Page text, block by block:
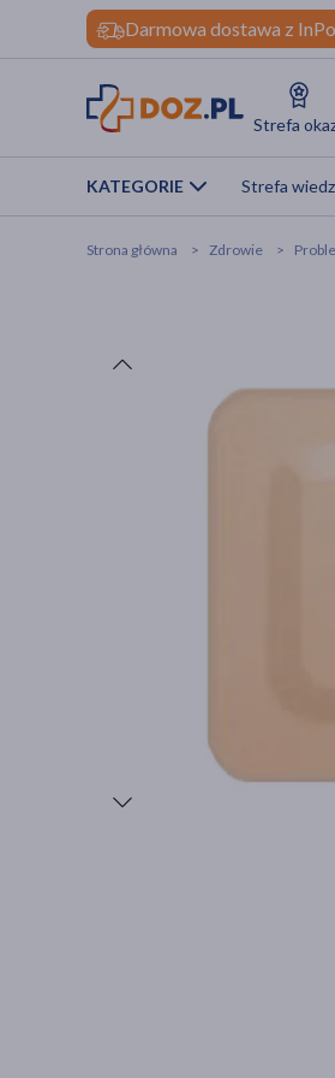
Darmowa dostawa z
Strefa
KATEGORIE Strefa
Strona główna Zdrowie